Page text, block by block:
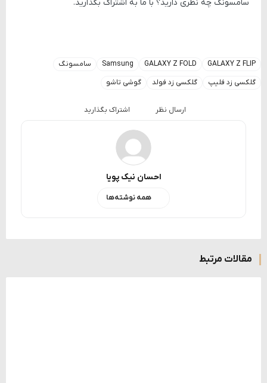
سامسونگ چه نظری دارید؟ با ما به اشتراک بگذارید.
GALAXY Z FLIP
GALAXY Z FOLD
Samsung
سامسونگ
گلکسی زد فلیپ
گلکسی زد فولد گوشی تاشو
ارسال نظر اشتراک بگذارید
احسان نیک پویا
همه نوشته‌ها
مقالات مرتبط